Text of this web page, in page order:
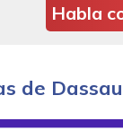
Habla
de